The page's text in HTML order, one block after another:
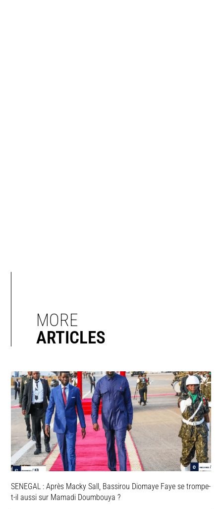
MORE
ARTICLES
SENEGAL : Après Macky Sall, Bassirou Diomaye Faye se trompe-
t-il aussi sur Mamadi Doumbouya ?